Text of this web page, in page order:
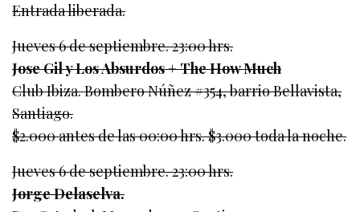
Entrada liberada.
Jueves 6 de septiembre. 23:00 hrs.
Jose Gil y Los Absurdos + The How Much
Club Ibiza. Bombero Núñez #354, barrio Bellavista,
Santiago.
$2.000 antes de las 00:00 hrs. $3.000 toda la noche.
Jueves 6 de septiembre. 23:00 hrs.
Jorge Delaselva.